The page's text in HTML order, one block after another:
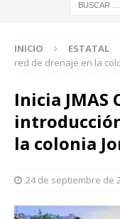
INICIO ESTATAL
red de drenaje en la
Inicia JMAS
la colonia
24 de septiembre de